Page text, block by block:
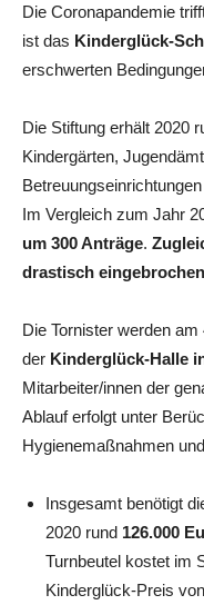
Die Coronapandemie
ist das Kinderglück-
erschwerten
Die Stiftung erhält 2020
Kindergärten,
Im Vergleich zum Jahr
um 300 Anträge.
drastisch
Die Tornister werden
der Kinderglück-Halle
Mitarbeiter/innen der
Ablauf erfolgt unter
Hygienemaßnahmen
Insgesamt benötigt
2020 rund 126.000
Turnbeutel kostet im
Kinderglück-Preis